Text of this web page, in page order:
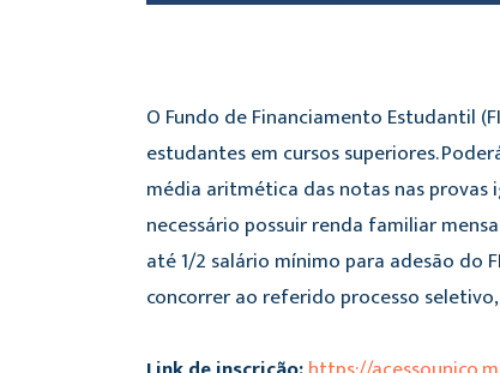
O Fundo de Financiamento Estudantil
estudantes em cursos superiores.
média aritmética das notas nas
necessário possuir renda familiar
até 1/2 salário mínimo para adesão do
concorrer ao referido processo